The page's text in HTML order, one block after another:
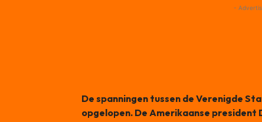
-
De spanningen tussen de Verenigde
opgelopen. De Amerikaanse